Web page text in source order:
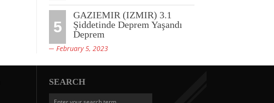
5
GAZIEMIR (IZMIR) 3.1
Şiddetinde Deprem Yaşandı
Deprem
February 5, 2023
SEARCH